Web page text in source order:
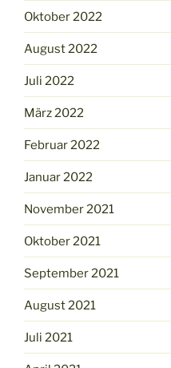
Oktober 2022
August 2022
Juli 2022
März 2022
Februar 2022
Januar 2022
November 2021
Oktober 2021
September 2021
August 2021
Juli 2021